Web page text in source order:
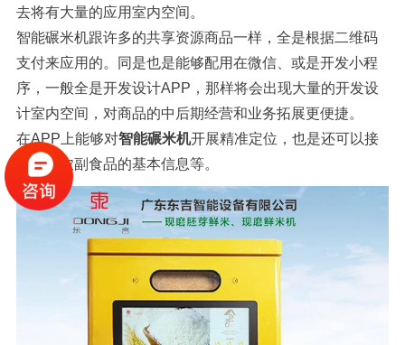
去将有大量的应用室内空间。
智能碾米机跟许多的共享资源商品一样，全是根据二维码
支付来应用的。同是也是能够配用在微信、或是开发小程
序，一般全是开发设计APP，那样将会出现大量的开发设
计室内空间，对商品的中后期经营和业务拓展更便捷。
在APP上能够对智能碾米机开展精准定位，也是还可以接
受一些农副食品的基本信息等。